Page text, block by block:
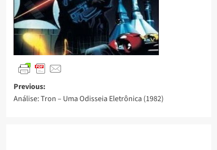
Previous:
Análise: Tron – Uma Odisseia Eletrônica (1982)